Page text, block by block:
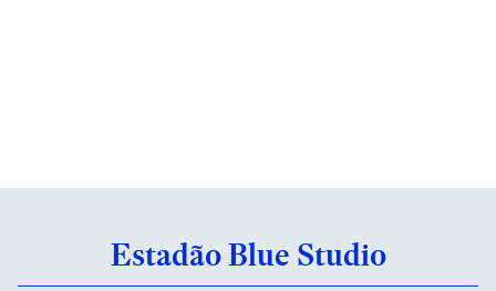
Estadão Blue Studio